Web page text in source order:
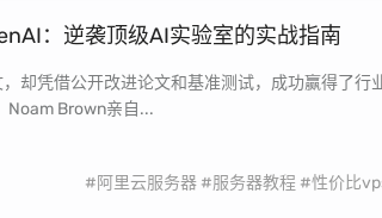
：逆袭顶级AI实验室的实战指南
却凭借公开改进论文和基准测试，成功赢得了行
Noam Brown亲自...
#阿里云服务器 #服务器教程 #性价比